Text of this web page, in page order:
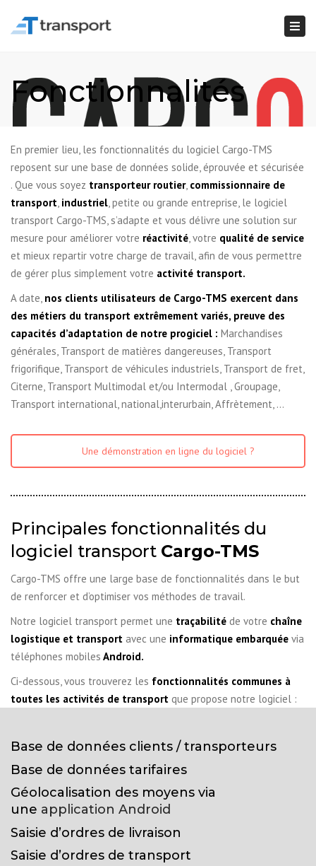
Fonctionnalités
En premier lieu, les fonctionnalités du logiciel Cargo-TMS
reposent sur une base de données solide, éprouvée et sécurisée
. Que vous soyez transporteur routier, commissionnaire de
transport, industriel, petite ou grande entreprise, le logiciel
transport Cargo-TMS, s’adapte et vous délivre une solution sur
mesure pour améliorer votre réactivité, votre qualité de service
et mieux repartir votre charge de travail, afin de vous permettre
de gérer plus simplement votre activité transport.
A date, nos clients utilisateurs de Cargo-TMS exercent dans
des métiers du transport extrêmement variés, preuve des
capacités d’adaptation de notre progiciel : Marchandises
générales, Transport de matières dangereuses, Transport
frigorifique, Transport de véhicules industriels, Transport de fret,
Citerne, Transport Multimodal et/ou Intermodal , Groupage,
Transport international, national,interurbain, Affrètement, …
Une démonstration en ligne du logiciel ?
Principales fonctionnalités du
logiciel transport Cargo-TMS
Cargo-TMS offre une large base de fonctionnalités dans le but
de renforcer et d’optimiser vos méthodes de travail.
Notre logiciel transport permet une traçabilité de votre chaîne
logistique et transport avec une informatique embarquée via
téléphones mobiles Android.
Ci-dessous, vous trouverez les fonctionnalités communes à
toutes les activités de transport que propose notre logiciel :
Base de données clients / transporteurs
Base de données tarifaires
Géolocalisation des moyens via
une application Android
Saisie d’ordres de livraison
Saisie d’ordres de transport